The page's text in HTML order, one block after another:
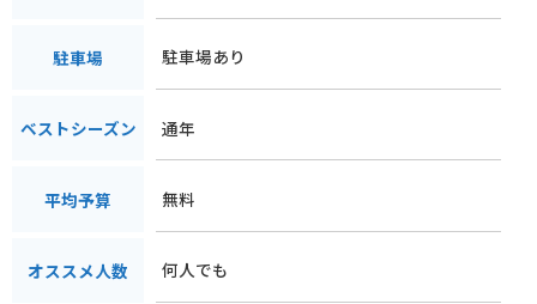
駐車場 駐車場あり
ベストシーズン 通年
平均予算 無料
オススメ人数 何人でも